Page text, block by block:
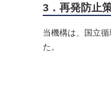
3．再発防止
当機構は、国立
た。